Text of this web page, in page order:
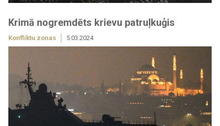
Krimā nogremdēts krievu patruļkuģis
Konfliktu zonas 5.03.2024